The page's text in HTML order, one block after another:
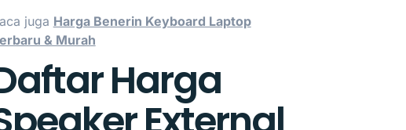
juga Harga Benerin Keyboard Laptop
& Murah
Harga